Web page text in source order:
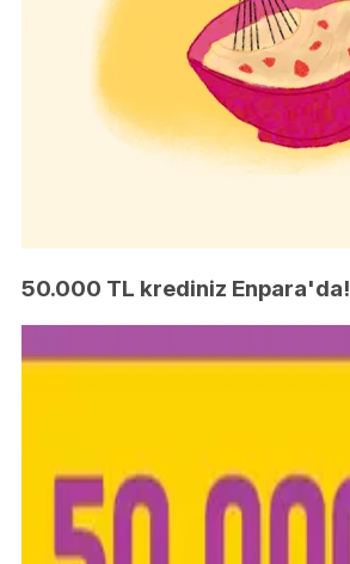
50.000 TL krediniz Enpara'da!